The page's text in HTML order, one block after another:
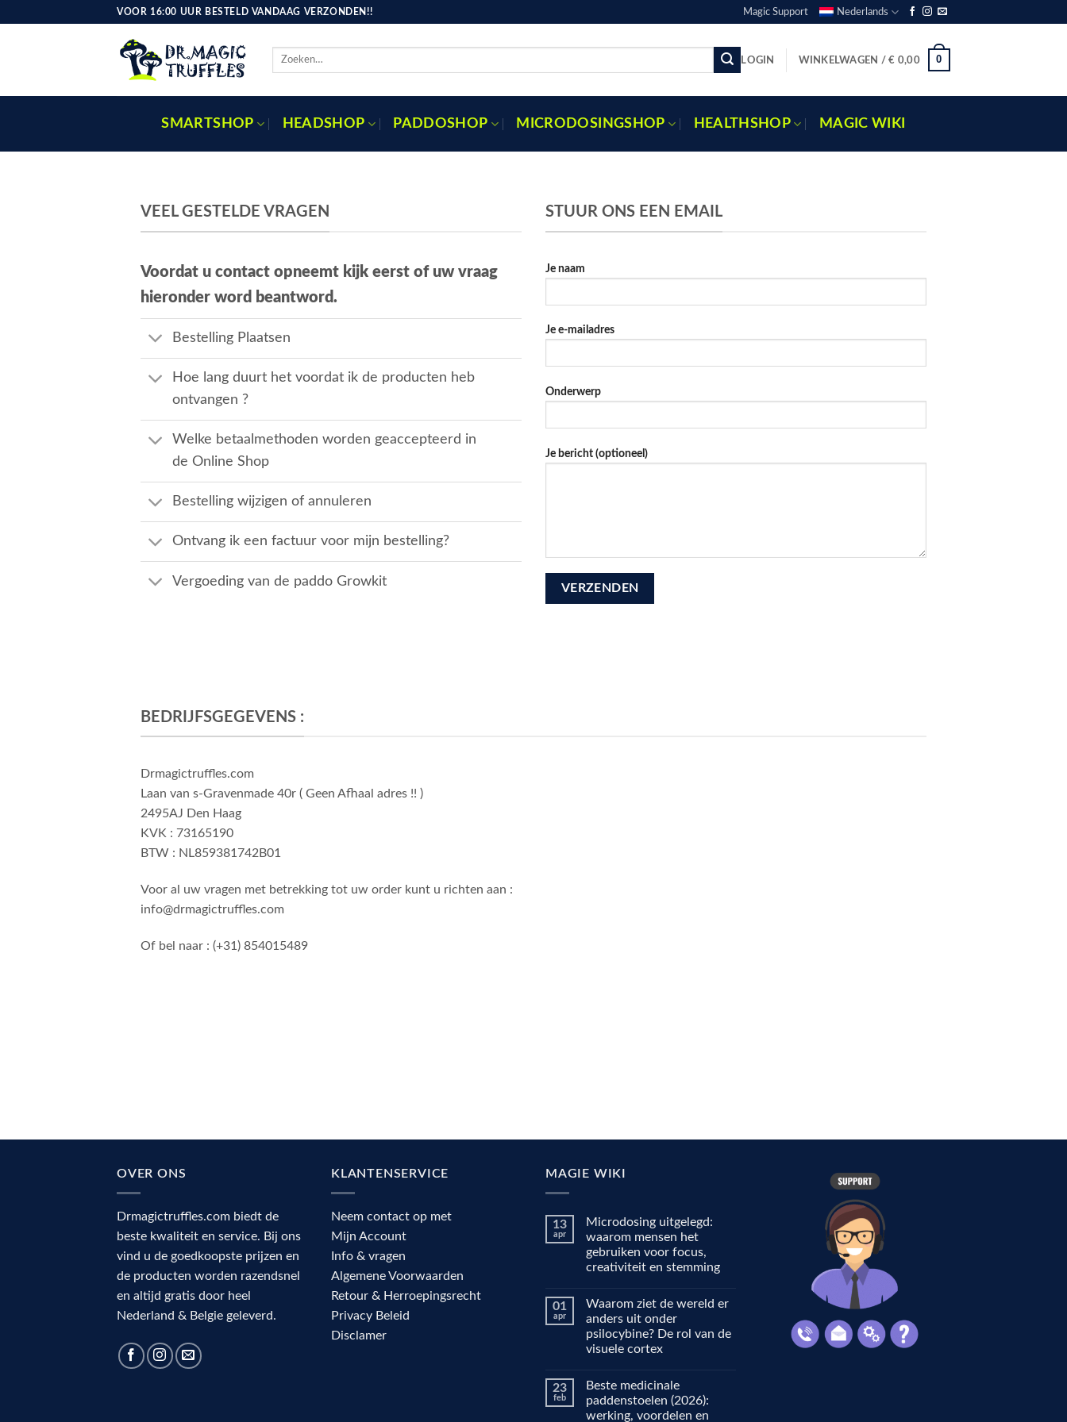
VOOR 16:00 UUR BESTELD VANDAAG VERZONDEN!! Magic Support Nederlands
Zoeken
LOGIN WINKELWAGEN /€ 0,00 0
SMARTSHOP HEADSHOP PADDOSHOP MICRODOSINGSHOP HEALTHSHOP MAGIC WIKI
VEEL GESTELDE VRAGEN
Voordat u contact opneemt kijk eerst of uw vraag
hieronder word beantword.
Bestelling Plaatsen
Hoe lang duurt het voordat ik de producten heb
ontvangen ?
Welke betaalmethoden worden geaccepteerd in
de Online Shop
Bestelling wijzigen of annuleren
Ontvang ik een factuur voor mijn bestelling?
Vergoeding van de paddo Growkit
STUUR ONS EEN EMAIL
Je naam
Je e-mailadres
Onderwerp
Je bericht (optioneel)
BEDRIJFSGEGEVENS :
Drmagictruffles.com
Laan van s-Gravenmade 40r ( Geen Afhaal adres !! )
2495AJ Den Haag
KVK : 73165190
BTW : NL859381742B01
Voor al uw vragen met betrekking tot uw order kunt u richten aan :
info@drmagictruffles.com
Of bel naar : (+31) 854015489
OVER ONS
Drmagictruffles.com biedt de
beste kwaliteit en service. Bij ons
vind u de goedkoopste prijzen en
de producten worden razendsnel
en altijd gratis door heel
Nederland & Belgie geleverd.
KLANTENSERVICE
Neem contact op met
Mijn Account
Info & vragen
Algemene Voorwaarden
Retour & Herroepingsrecht
Privacy Beleid
Disclamer
MAGIE WIKI
13
apr
Microdosing uitgelegd:
waarom mensen het
gebruiken voor focus,
creativiteit en stemming
op
Microdosing
uitgelegd:
waarom
mensen
het
focus,
creativiteit
en
stemming
01
apr
Waarom ziet de wereld er
anders uit onder
psilocybine? De rol van de
visuele cortex
op
Waarom
ziet
de
23
feb
Beste medicinale
paddenstoelen (2026):
werking, voordelen en